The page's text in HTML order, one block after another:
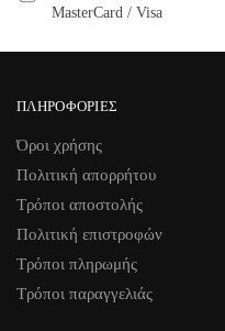
MasterCard / Visa
ΠΛΗΡΟΦΟΡΊΕΣ
Όροι χρήσης
Πολιτική απορρήτου
Τρόποι αποστολής
Πολιτική επιστροφών
Τρόποι πληρωμής
Τρόποι παραγγελιάς